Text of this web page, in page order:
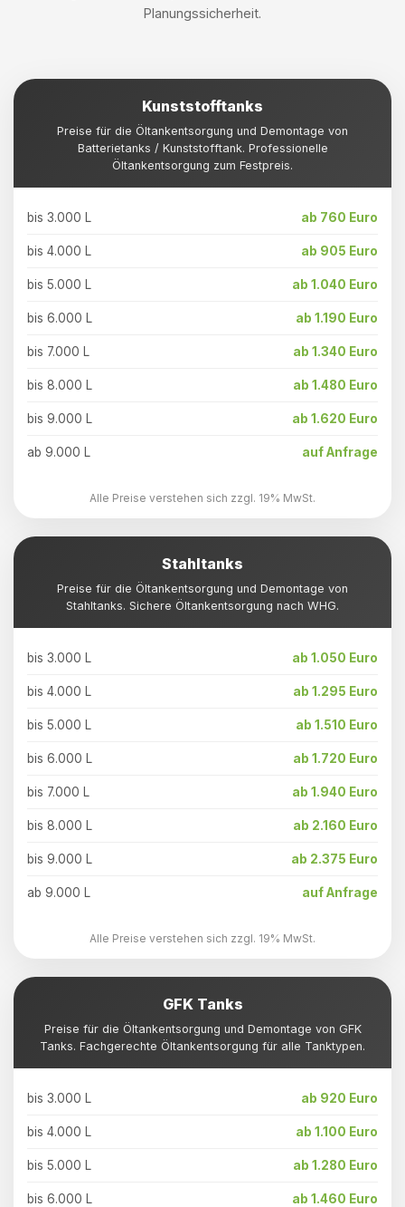
Planungssicherheit.
Kunststofftanks
Preise für die Öltankentsorgung und Demontage von
Batterietanks / Kunststofftank. Professionelle
Öltankentsorgung zum Festpreis.
bis 3.000 L ab 760 Euro
bis 4.000 L ab 905 Euro
bis 5.000 L ab 1.040 Euro
bis 6.000 L ab 1.190 Euro
bis 7.000 L ab 1.340 Euro
bis 8.000 L ab 1.480 Euro
bis 9.000 L ab 1.620 Euro
ab 9.000 L auf Anfrage
Alle Preise verstehen sich zzgl. 19% MwSt.
Stahltanks
Preise für die Öltankentsorgung und Demontage von
Stahltanks. Sichere Öltankentsorgung nach WHG.
bis 3.000 L ab 1.050 Euro
bis 4.000 L ab 1.295 Euro
bis 5.000 L ab 1.510 Euro
bis 6.000 L ab 1.720 Euro
bis 7.000 L ab 1.940 Euro
bis 8.000 L ab 2.160 Euro
bis 9.000 L ab 2.375 Euro
ab 9.000 L auf Anfrage
Alle Preise verstehen sich zzgl. 19% MwSt.
GFK Tanks
Preise für die Öltankentsorgung und Demontage von GFK
Tanks. Fachgerechte Öltankentsorgung für alle Tanktypen.
bis 3.000 L ab 920 Euro
bis 4.000 L ab 1.100 Euro
bis 5.000 L ab 1.280 Euro
bis 6.000 L ab 1.460 Euro